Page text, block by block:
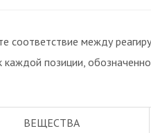
соответствие между
каждой позиции,
ВЕЩЕСТВА